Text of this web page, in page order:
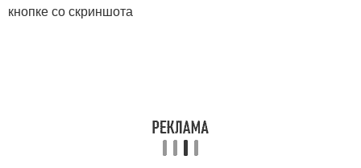
кнопке со скриншота